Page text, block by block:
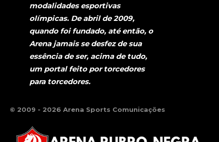
modalidades esportivas
olímpicas. De abril de 2009,
quando foi fundado, até então, o
Arena jamais se desfez de sua
essência de ser, acima de tudo,
um portal feito por torcedores
para torcedores.
© 2009 - 2026 Arena Sports Comunicações